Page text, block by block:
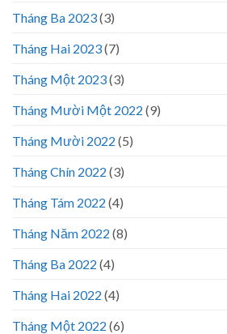
Tháng Ba 2023(3)
Tháng Hai 2023(7)
Tháng Một 2023(3)
Tháng Mười Một 2022 (9)
Tháng Mười 2022 (5)
Tháng Chín 2022 (3)
Tháng Tám 2022 (4)
Tháng Năm 2022 (8)
Tháng Ba 2022 (4)
Tháng Hai 2022 (4)
Tháng Một 2022 (6)